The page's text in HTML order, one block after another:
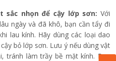
sắc nhọn để cậy lớp sơn: Với
ngày và đã khô, bạn cần tẩy đi
lau kính. Hãy dùng các loại dao
bỏ lớp sơn. Lưu ý nếu dùng vật
tránh làm trầy bề mặt kính. Bạn